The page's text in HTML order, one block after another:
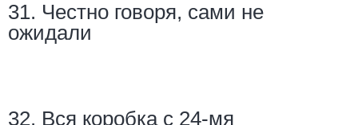
31. Честно говоря, сами не
ожидали
32. Вся коробка с 24-мя